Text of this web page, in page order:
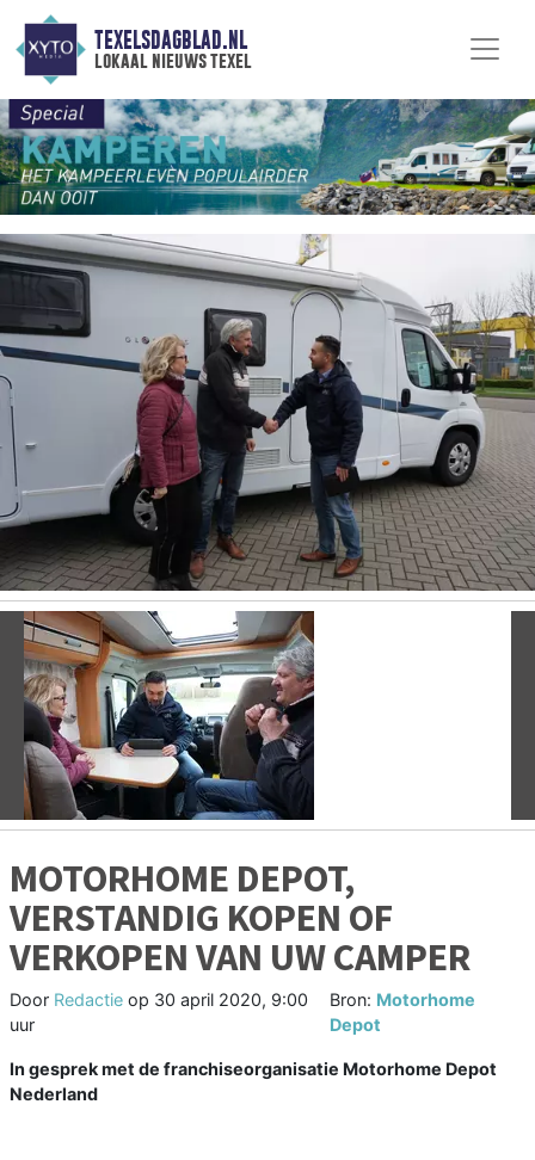
TEXELSDAGBLAD.NL
lokaal nieuws texel
Vorige
MOTORHOME DEPOT,
VERSTANDIG KOPEN OF
VERKOPEN VAN UW CAMPER
Door Redactie op 30 april 2020, 9:00
uur
Bron: Motorhome
Depot
In gesprek met de franchiseorganisatie Motorhome Depot
Nederland